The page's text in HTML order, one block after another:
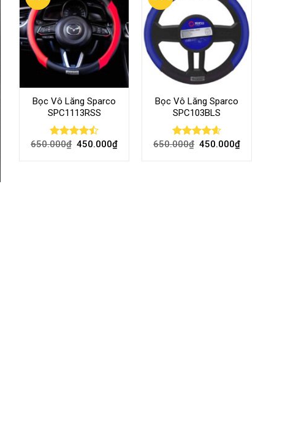
Bọc Vô Lăng Sparco
SPC1113RSS
Rated
650.000₫ 450.000₫
Bọc Vô Lăng Sparco
SPC103BLS
Rated4.57
650.000₫ 450.000₫